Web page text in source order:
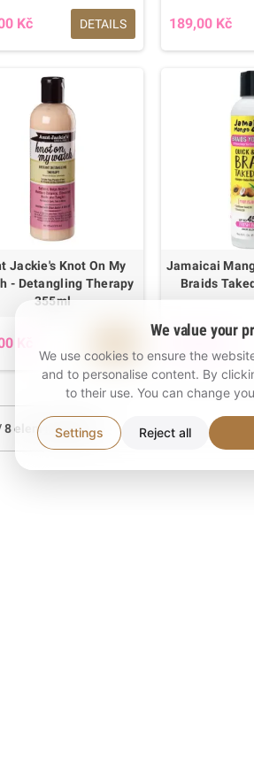
Kč DETAILS 189,00 Kč
Jackie's Knot On My
- Detangling Therapy
355ml
Kč
Jamaicai
Braids
349,00 Kč
8 elem mutatása
We value your
We use cookies to ensure the
and to personalise content. By
to their use. You can change
Settings Reject all